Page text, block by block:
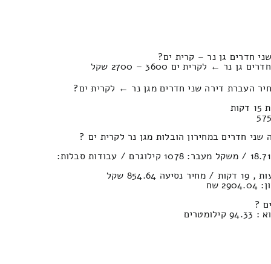
חדרים גן נר – קרית ים?
← לקרית ים 3600 – 2700 שקל
העברת דירה שני חדרים מגן נר ← לקרית ים?
חדרים במחירון הובלות מגן נר לקרית ים ?
נפח הובלה (חפצים) : 18.71м³ / משקל מעבר: 1078 קילוגרם / עבודות סבלות:
שח
?